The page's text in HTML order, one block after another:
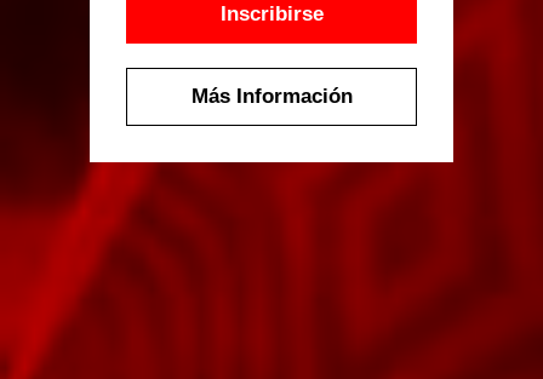
Inscribirse
Más Información